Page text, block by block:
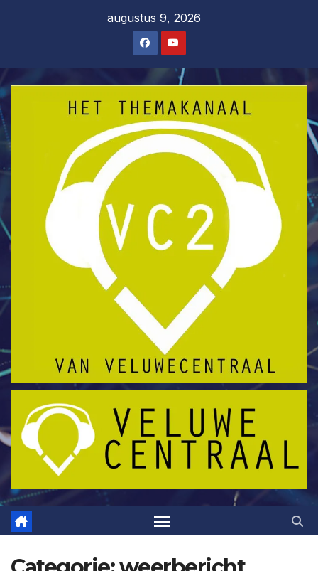
augustus 9, 2026